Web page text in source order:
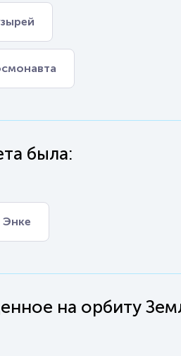
была:
Энке
на орбиту